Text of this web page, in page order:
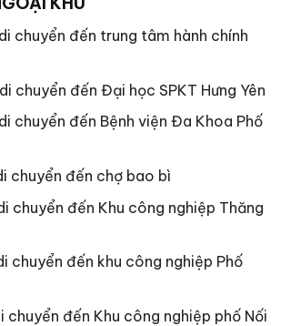
chuyển đến trung tâm hành chính
chuyển đến Đại học SPKT Hưng Yên
chuyển đến Bệnh viện Đa Khoa Phố
chuyển đến chợ bao bì
chuyển đến Khu công nghiệp Thăng
chuyển đến khu công nghiệp Phố
chuyển đến Khu công nghiệp phố Nối